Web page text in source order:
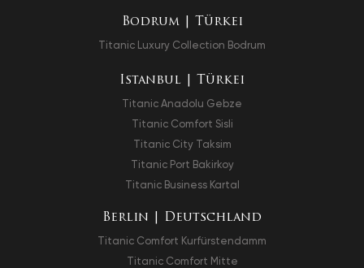
Bodrum | Türkei
Titanic Luxury Collection Bodrum
Istanbul | Türkei
Titanic Anadolu Gebze
Titanic Comfort Sisli
Titanic City Taksim
Titanic Port Bakirkoy
Titanic Business Kartal
Berlin | Deutschland
Titanic Comfort Kurfürstendamm
Titanic Comfort Mitte